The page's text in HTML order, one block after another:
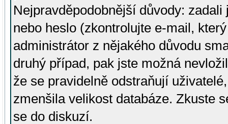
Nejpravděpodobnější důvody:
nebo heslo (zkontrolujte e-mail,
administrátor z nějakého důvodu
druhý případ, pak jste možná
že se pravidelně odstraňují
zmenšila velikost databáze. Zkuste
se do diskuzí.